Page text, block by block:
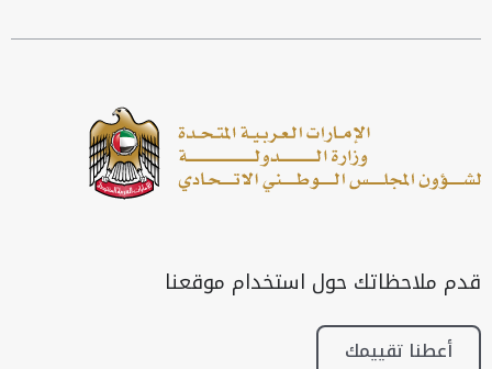
قدم ملاحظاتك حول استخدام موقعنا
أعطنا تقييمك